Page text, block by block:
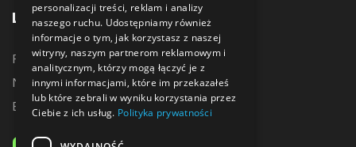
LINKI
Promocje
Nowe produkty
Bestsellery
personalizacji treści, reklam i analizy
naszego ruchu. Udostępniamy również
informacje o tym, jak korzystasz z naszej
witryny, naszym partnerom reklamowym i
analitycznym, którzy mogą łączyć je z
innymi informacjami, które im przekazałeś
lub które zebrali w wyniku korzystania przez
Ciebie z ich usług. Polityka prywatności